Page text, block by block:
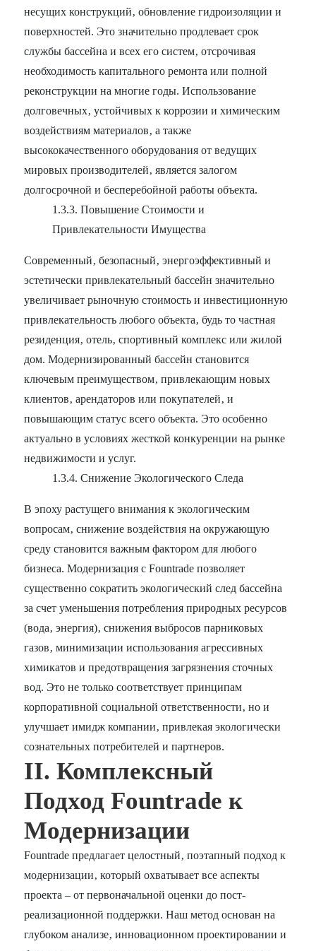
несущих конструкций‚ обновление гидроизоляции и
поверхностей. Это значительно продлевает срок
службы бассейна и всех его систем‚ отсрочивая
необходимость капитального ремонта или полной
реконструкции на многие годы. Использование
долговечных‚ устойчивых к коррозии и химическим
воздействиям материалов‚ а также
высококачественного оборудования от ведущих
мировых производителей‚ является залогом
долгосрочной и бесперебойной работы объекта.
1.3.3. Повышение Стоимости и
Привлекательности Имущества
Современный‚ безопасный‚ энергоэффективный и
эстетически привлекательный бассейн значительно
увеличивает рыночную стоимость и инвестиционную
привлекательность любого объекта‚ будь то частная
резиденция‚ отель‚ спортивный комплекс или жилой
дом. Модернизированный бассейн становится
ключевым преимуществом‚ привлекающим новых
клиентов‚ арендаторов или покупателей‚ и
повышающим статус всего объекта. Это особенно
актуально в условиях жесткой конкуренции на рынке
недвижимости и услуг.
1.3.4. Снижение Экологического Следа
В эпоху растущего внимания к экологическим
вопросам‚ снижение воздействия на окружающую
среду становится важным фактором для любого
бизнеса. Модернизация с Fountrade позволяет
существенно сократить экологический след бассейна
за счет уменьшения потребления природных ресурсов
(вода‚ энергия)‚ снижения выбросов парниковых
газов‚ минимизации использования агрессивных
химикатов и предотвращения загрязнения сточных
вод. Это не только соответствует принципам
корпоративной социальной ответственности‚ но и
улучшает имидж компании‚ привлекая экологически
сознательных потребителей и партнеров.
II. Комплексный
Подход Fountrade к
Модернизации
Fountrade предлагает целостный‚ поэтапный подход к
модернизации‚ который охватывает все аспекты
проекта – от первоначальной оценки до пост-
реализационной поддержки. Наш метод основан на
глубоком анализе‚ инновационном проектировании и